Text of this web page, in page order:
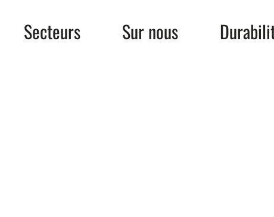
Secteurs Sur nous